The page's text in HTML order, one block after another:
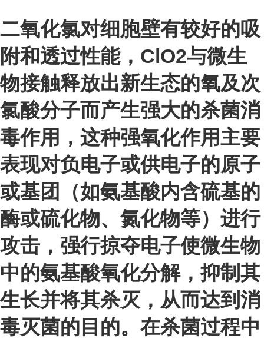
二氧化氯对细胞壁有较好的吸
附和透过性能，ClO2与微生
物接触释放出新生态的氧及次
氯酸分子而产生强大的杀菌消
毒作用，这种强氧化作用主要
表现对负电子或供电子的原子
或基团（如氨基酸内含硫基的
酶或硫化物、氮化物等）进行
攻击，强行掠夺电子使微生物
中的氨基酸氧化分解，抑制其
生长并将其杀灭，从而达到消
毒灭菌的目的。在杀菌过程中